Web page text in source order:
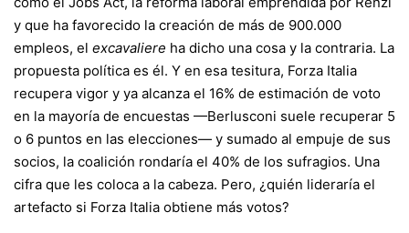
y que ha favorecido la creación de más de 900.000
empleos, el excavaliere ha dicho una cosa y la contraria. La
propuesta política es él. Y en esa tesitura, Forza Italia
recupera vigor y ya alcanza el 16% de estimación de voto
en la mayoría de encuestas —Berlusconi suele recuperar 5
o 6 puntos en las elecciones— y sumado al empuje de sus
socios, la coalición rondaría el 40% de los sufragios. Una
cifra que les coloca a la cabeza. Pero, ¿quién lideraría el
artefacto si Forza Italia obtiene más votos?